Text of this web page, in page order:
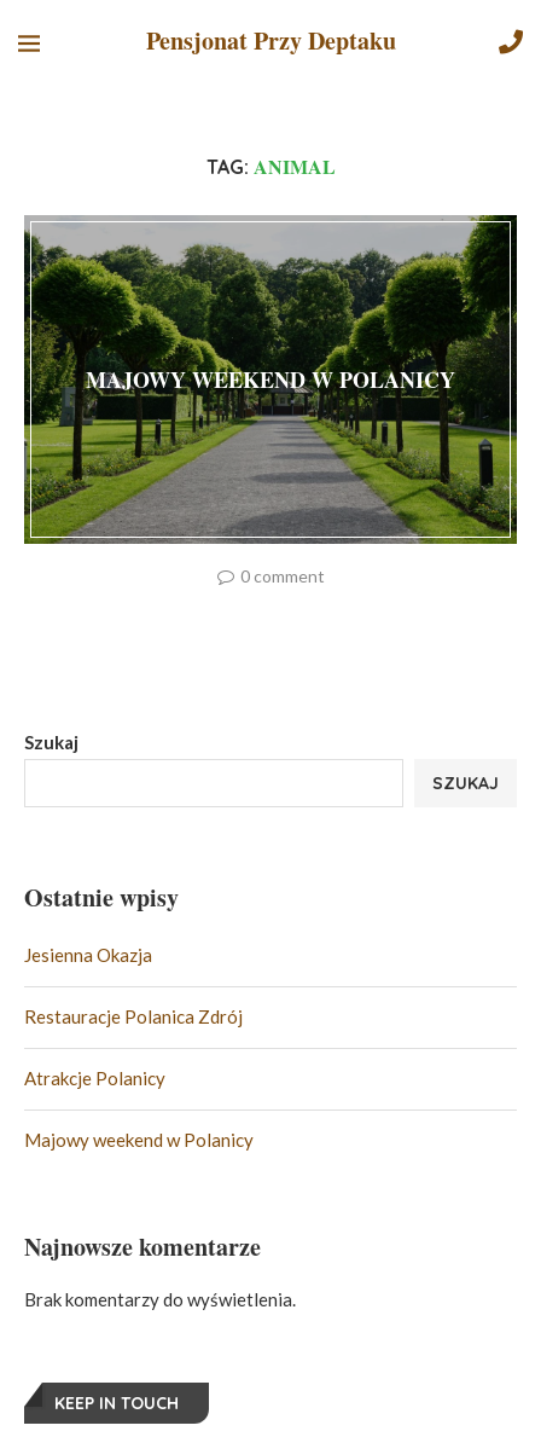
Pensjonat Przy Deptaku
TAG: ANIMAL
MAJOWY WEEKEND W POLANICY
0 comment
Szukaj
SZUKAJ
Ostatnie wpisy
Jesienna Okazja
Restauracje Polanica Zdrój
Atrakcje Polanicy
Majowy weekend w Polanicy
Najnowsze komentarze
Brak komentarzy do wyświetlenia.
KEEP IN TOUCH